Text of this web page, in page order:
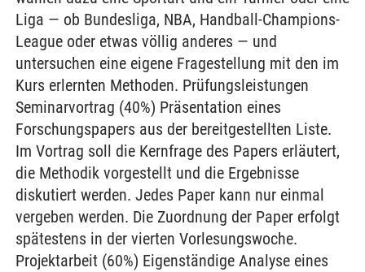
Liga — ob Bundesliga, NBA, Handball-Champions-
League oder etwas völlig anderes — und
untersuchen eine eigene Fragestellung mit den im
Kurs erlernten Methoden. Prüfungsleistungen
Seminarvortrag (40%) Präsentation eines
Forschungspapers aus der bereitgestellten Liste.
Im Vortrag soll die Kernfrage des Papers erläutert,
die Methodik vorgestellt und die Ergebnisse
diskutiert werden. Jedes Paper kann nur einmal
vergeben werden. Die Zuordnung der Paper erfolgt
spätestens in der vierten Vorlesungswoche.
Projektarbeit (60%) Eigenständige Analyse eines